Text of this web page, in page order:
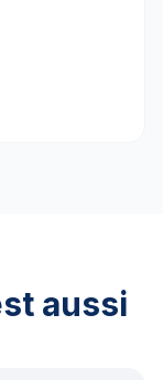
aussi